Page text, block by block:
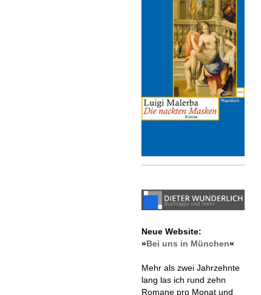
Neue Website:
»Bei uns in München«
Mehr als zwei Jahrzehnte
lang las ich rund zehn
Romane pro Monat und